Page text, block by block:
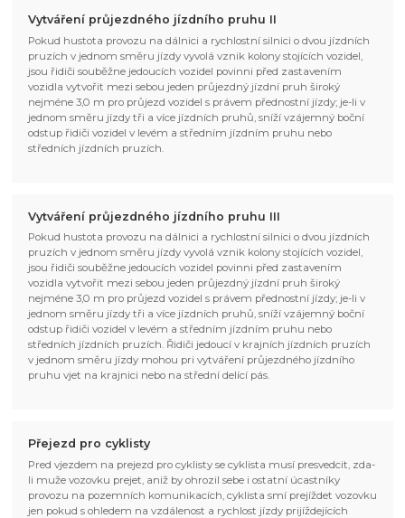
Vytváření průjezdného jízdního pruhu II
Pokud hustota provozu na dálnici a rychlostní silnici o dvou jízdních
pruzích v jednom směru jízdy vyvolá vznik kolony stojících vozidel,
jsou řidiči souběžne jedoucích vozidel povinni před zastavením
vozidla vytvořit mezi sebou jeden průjezdný jízdní pruh široký
nejméne 3,0 m pro průjezd vozidel s právem přednostní jízdy; je-li v
jednom směru jízdy tři a více jízdních pruhů, sníží vzájemný boční
odstup řidiči vozidel v levém a středním jízdním pruhu nebo
středních jízdních pruzích.
Vytváření průjezdného jízdního pruhu III
Pokud hustota provozu na dálnici a rychlostní silnici o dvou jízdních
pruzích v jednom směru jízdy vyvolá vznik kolony stojících vozidel,
jsou řidiči souběžne jedoucích vozidel povinni před zastavením
vozidla vytvořit mezi sebou jeden průjezdný jízdní pruh široký
nejméne 3,0 m pro průjezd vozidel s právem přednostní jízdy; je-li v
jednom směru jízdy tři a více jízdních pruhů, sníží vzájemný boční
odstup řidiči vozidel v levém a středním jízdním pruhu nebo
středních jízdních pruzích. Řidiči jedoucí v krajních jízdních pruzích
v jednom směru jízdy mohou pri vytváření průjezdného jízdního
pruhu vjet na krajnici nebo na střední delící pás.
Přejezd pro cyklisty
Pred vjezdem na prejezd pro cyklisty se cyklista musí presvedcit, zda-
li muže vozovku prejet, aniž by ohrozil sebe i ostatní úcastníky
provozu na pozemních komunikacích, cyklista smí prejíždet vozovku
jen pokud s ohledem na vzdálenost a rychlost jízdy prijíždejících